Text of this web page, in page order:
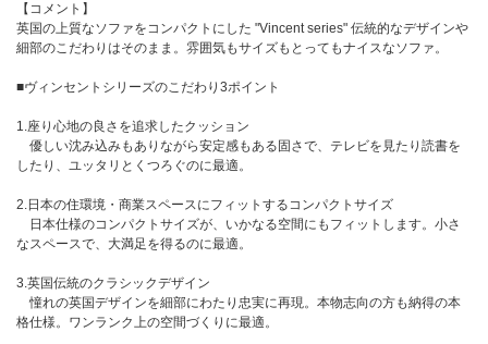
【コメント】
英国の上質なソファをコンパクトにした "Vincent series" 伝統的なデザインや
細部のこだわりはそのまま。雰囲気もサイズもとってもナイスなソファ。
■ヴィンセントシリーズのこだわり3ポイント
1.座り心地の良さを追求したクッション
優しい沈み込みもありながら安定感もある固さで、テレビを見たり読書を
したり、ユッタリとくつろぐのに最適。
2.日本の住環境・商業スペースにフィットするコンパクトサイズ
日本仕様のコンパクトサイズが、いかなる空間にもフィットします。小さ
なスペースで、大満足を得るのに最適。
3.英国伝統のクラシックデザイン
憧れの英国デザインを細部にわたり忠実に再現。本物志向の方も納得の本
格仕様。ワンランク上の空間づくりに最適。